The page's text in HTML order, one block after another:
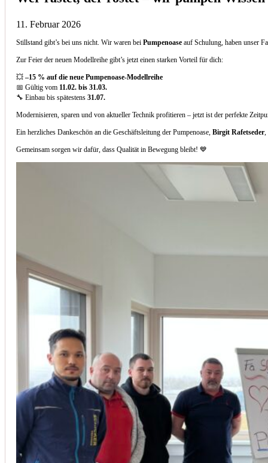
11. Februar 2026
Stillstand gibt’s bei uns nicht. Wir waren beiPumpenoase auf Schulung, haben unser
Zur Feier der neuen Modellreihe gibt’s jetzt einen starken Vorteil für dich:
💥–15 % auf die neue Pumpenoase-Modellreihe
📅 Gültig vom 11.02. bis 31.03.
🔧 Einbau bis spätestens31.07.
Modernisieren, sparen und von aktueller Technik profitieren – jetzt ist der perfekte
Ein herzliches Dankeschön an die Geschäftsleitung der Pumpenoase,Birgit Rafetseder
Gemeinsam sorgen wir dafür, dass Qualität in Bewegung bleibt! 💙